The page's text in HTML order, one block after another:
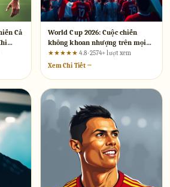
Cả
World Cup 2026: Cuộc chiến
không khoan nhượng trên mọi
mặt trận
★★★★★4.8 · 2574+ lượt xem
Xem Chi Tiết →